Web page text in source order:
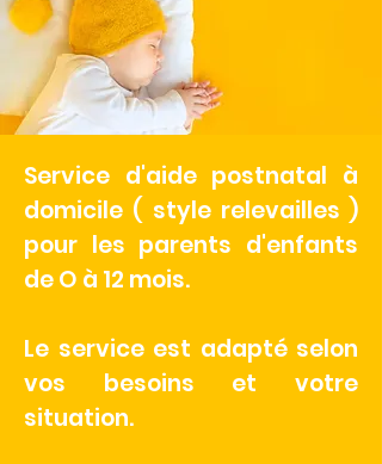
INSCRIPTION
EN SAVOIR PLUS
Service d'aide postnatal à
domicile ( style relevailles )
pour les parents d'enfants
de O à 12 mois.
Le service est adapté selon
vos besoins et votre
situation.